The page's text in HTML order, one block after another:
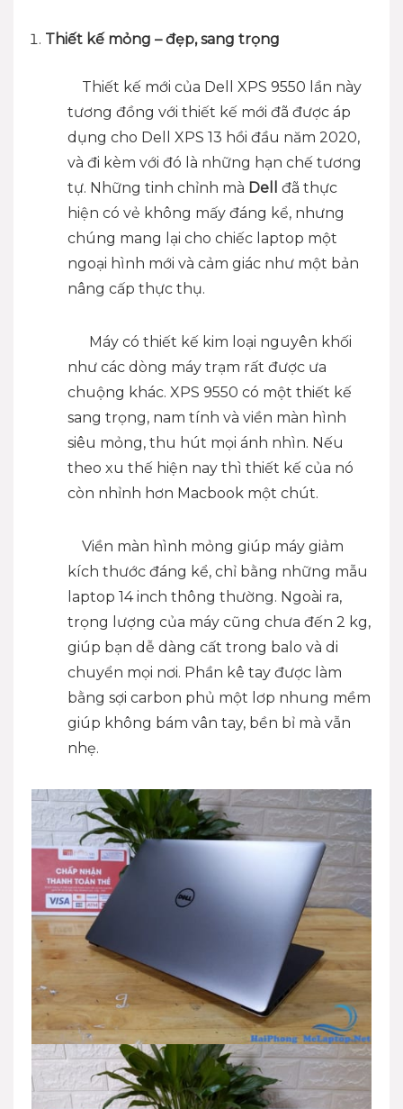
Thiết kế mỏng – đẹp, sang trọng
Thiết kế mới của Dell XPS 9550 lần này
tương đồng với thiết kế mới đã được áp
dụng cho Dell XPS 13 hồi đầu năm 2020,
và đi kèm với đó là những hạn chế tương
tự. Những tinh chỉnh mà Dell
đã thực
hiện có vẻ không mấy đáng kể, nhưng
chúng mang lại cho chiếc laptop một
ngoại hình mới và cảm giác như một bản
nâng cấp thực thụ.
Máy có thiết kế kim loại nguyên khối
như các dòng máy trạm rất được ưa
chuộng khác. XPS 9550 có một thiết kế
sang trọng, nam tính và viền màn hình
siêu mỏng, thu hút mọi ánh nhìn. Nếu
theo xu thế hiện nay thì thiết kế của nó
còn nhỉnh hơn Macbook một chút.
Viền màn hình mỏng giúp máy giảm
kích thước đáng kể, chỉ bằng những mẫu
laptop 14 inch thông thường. Ngoài ra,
trọng lượng của máy cũng chưa đến 2 kg,
giúp bạn dễ dàng cất trong balo và di
chuyển mọi nơi. Phần kê tay được làm
bằng sợi carbon phủ một lơp nhung mềm
giúp không bám vân tay, bền bỉ mà vẫn
nhẹ.